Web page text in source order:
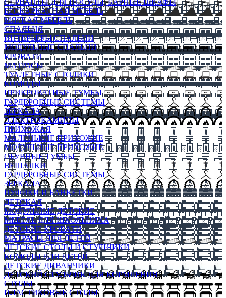
СЕРВАНТЫ ДЛЯ ПОСУДЫ, БАРНЫЕ ШКАФЫ
БЕСКАРКАСНАЯ МЕБЕЛЬ
МЯГКАЯ МЕБЕЛЬ
СПАЛЬНЯ
ИНТЕРЬЕРЫ СПАЛЬНИ
МОДУЛЬНЫЕ СПАЛЬНИ
КРОВАТИ
МАТРАСЫ
ТУАЛЕТНЫЕ СТОЛИКИ
КОМОДЫ
ПРИКРОВАТНЫЕ ТУМБЫ
ГАРДЕРОБНЫЕ СИСТЕМЫ
ЗЕРКАЛА
ЭЛЕКТРОКАМИНЫ
ПРИХОЖАЯ
МАЛЕНЬКИЕ ПРИХОЖИЕ
МОДУЛЬНЫЕ ПРИХОЖИЕ
ОБУВНЫЕ ТУМБЫ
ВЕШАЛКИ
ГАРДЕРОБНЫЕ СИСТЕМЫ
ЗЕРКАЛА
ПУФИКИ И БАНКЕТКИ
ДЕТСКАЯ
МОДУЛЬНЫЕ ДЕТСКИЕ
МЕБЕЛЬ ДЛЯ ШКОЛЬНИКА
ДЕТСКИЕ КРОВАТИ
МАТРАСЫ ДЛЯ ДЕТЕЙ
ДЕТСКИЕ СТОЛЫ И СТУЛЬЧИКИ
КОМОДЫ ДЛЯ ДЕТЕЙ
ДЕТСКИЕ ДИВАНЧИКИ
ДЕТСКИЙ СТУЛЬЧИК ДЛЯ КОРМЛЕНИЯ
СТОЛЫ
ПЛАСТИКОВЫЕ СТОЛЫ